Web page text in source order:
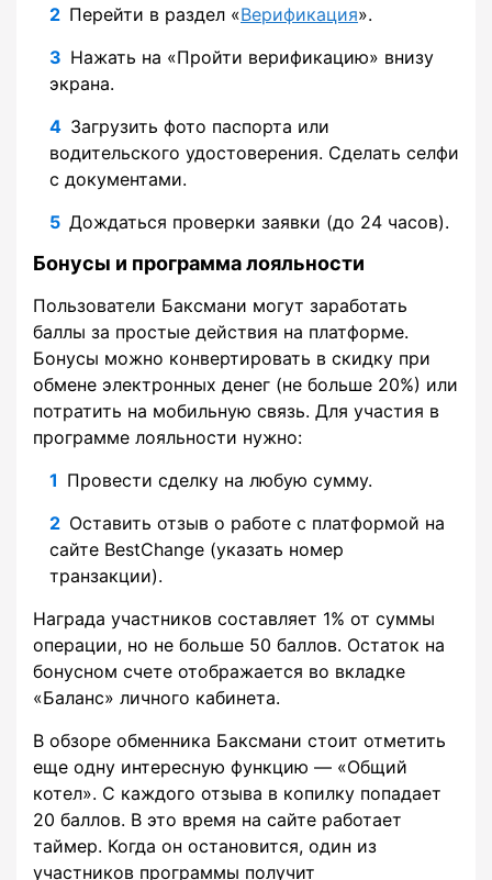
Перейти в раздел «Верификация».
Нажать на «Пройти верификацию» внизу
экрана.
Загрузить фото паспорта или
водительского удостоверения. Сделать селфи
с документами.
Дождаться проверки заявки (до 24 часов).
Бонусы и программа лояльности
Пользователи Баксмани могут заработать
баллы за простые действия на платформе.
Бонусы можно конвертировать в скидку при
обмене электронных денег (не больше 20%) или
потратить на мобильную связь. Для участия в
программе лояльности нужно:
Провести сделку на любую сумму.
Оставить отзыв о работе с платформой на
сайте BestChange (указать номер
транзакции).
Награда участников составляет 1% от суммы
операции, но не больше 50 баллов. Остаток на
бонусном счете отображается во вкладке
«Баланс» личного кабинета.
В обзоре обменника Баксмани стоит отметить
еще одну интересную функцию — «Общий
котел». С каждого отзыва в копилку попадает
20 баллов. В это время на сайте работает
таймер. Когда он остановится, один из
участников программы получит